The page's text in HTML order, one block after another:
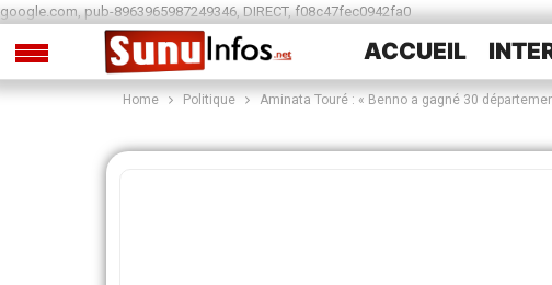
google.com, pub-8963965987249346, DIRECT, f08c47fec0942fa0
ACCUEIL
SPORTS
Home Politique Aminata Touré : « Benno a gagné 30